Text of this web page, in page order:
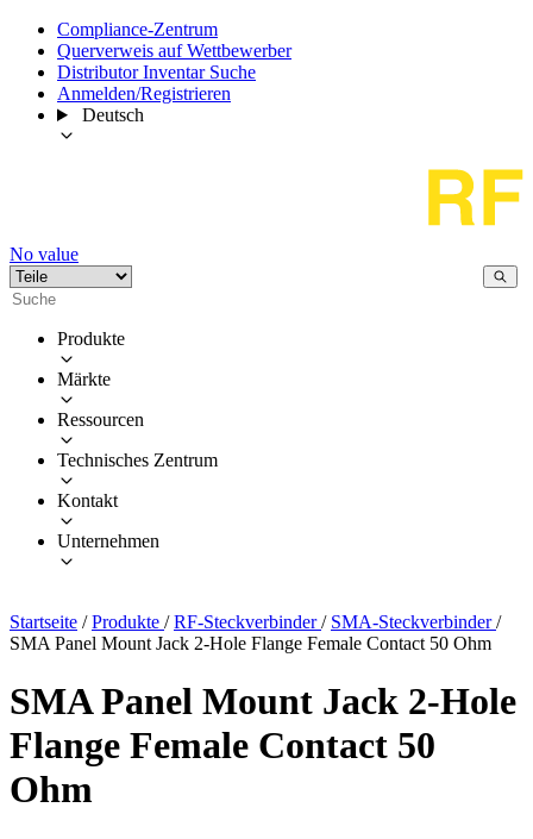
Compliance-Zentrum
Querverweis auf Wettbewerber
Distributor Inventar Suche
Anmelden/Registrieren
Deutsch
No value
Produkte
Märkte
Ressourcen
Technisches Zentrum
Kontakt
Unternehmen
Startseite / Produkte / RF-Steckverbinder/ SMA-Steckverbinder/
SMA Panel Mount Jack 2-Hole Flange Female Contact 50 Ohm
SMA Panel Mount Jack 2-Hole
Flange Female Contact 50
Ohm